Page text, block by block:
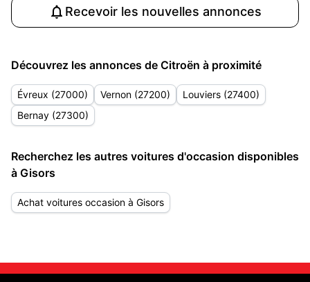
Recevoir les nouvelles annonces
Découvrez les annonces de Citroën à proximité
Évreux (27000) Vernon (27200)
Louviers (27400)
Bernay (27300)
Recherchez les autres voitures d'occasion disponibles
à Gisors
Achat voitures occasion à Gisors